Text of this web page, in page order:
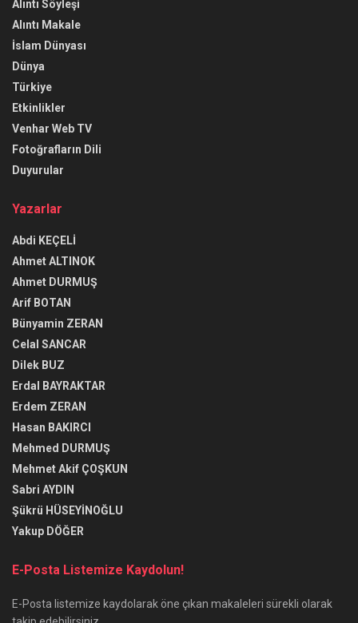
Alıntı Söyleşi
Alıntı Makale
İslam Dünyası
Dünya
Türkiye
Etkinlikler
Venhar Web TV
Fotoğrafların Dili
Duyurular
Yazarlar
Abdi KEÇELİ
Ahmet ALTINOK
Ahmet DURMUŞ
Arif BOTAN
Bünyamin ZERAN
Celal SANCAR
Dilek BUZ
Erdal BAYRAKTAR
Erdem ZERAN
Hasan BAKIRCI
Mehmed DURMUŞ
Mehmet Akif ÇOŞKUN
Sabri AYDIN
Şükrü HÜSEYİNOĞLU
Yakup DÖĞER
E-Posta Listemize Kaydolun!
E-Posta listemize kaydolarak öne çıkan makaleleri sürekli olarak